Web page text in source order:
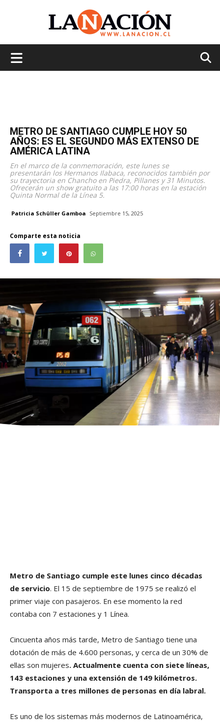
METRO DE SANTIAGO CUMPLE HOY 50
AÑOS: ES EL SEGUNDO MÁS EXTENSO DE
AMÉRICA LATINA
En el marco de la conmemoración, este lunes se
presentarán los Hermanos Ilabaca, reconocidos también por
su trayectoria en Chancho en Piedra, Pillanes y 31 Minutos.
Ofrecerán un show gratuito a las 17:00 horas en la estación
Quinta Normal de la Línea 5.
Patricia Schüller Gamboa Septiembre 15, 2025
Comparte esta noticia
Metro de Santiago cumple este lunes cinco décadas
de servicio. El 15 de septiembre de 1975 se realizó el
primer viaje con pasajeros. En ese momento la red
contaba con 7 estaciones y 1 Línea.
Cincuenta años más tarde, Metro de Santiago tiene una
dotación de más de 4.600 personas, y cerca de un 30% de
ellas son mujeres. Actualmente cuenta con siete líneas,
143 estaciones y una extensión de 149 kilómetros.
Transporta a tres millones de personas en día labral.
Es uno de los sistemas más modernos de Latinoamérica,